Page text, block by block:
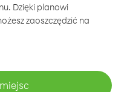
Dzięki planowi
zaoszczędzić na